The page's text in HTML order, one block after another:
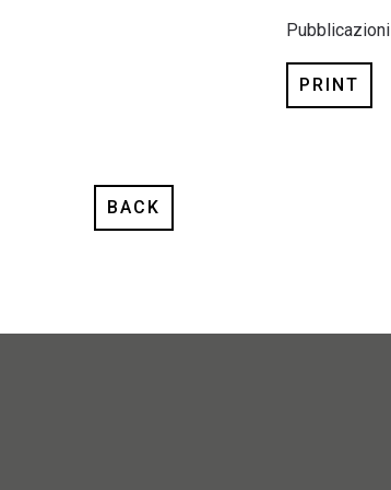
Pubblicazioni
PRINT
BACK